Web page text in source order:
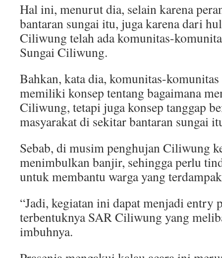
Hal ini, menurut dia, selain karena
bantaran sungai itu, juga karena dari
Ciliwung telah ada komunitas-
Sungai Ciliwung.
Bahkan, kata dia, komunitas-
memiliki konsep tentang bagaimana
Ciliwung, tetapi juga konsep tanggap
masyarakat di sekitar bantaran sungai
Sebab, di musim penghujan Ciliwung
menimbulkan banjir, sehingga perlu
untuk membantu warga yang
“Jadi, kegiatan ini dapat menjadi entry
terbentuknya SAR Ciliwung yang
imbuhnya.